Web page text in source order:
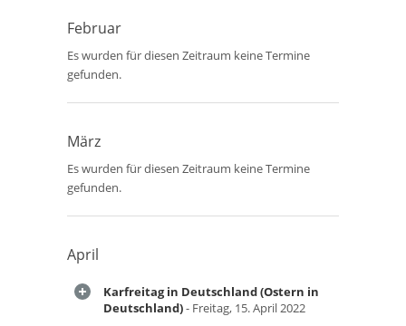
Februar
Es wurden für diesen Zeitraum keine Termine
gefunden.
März
Es wurden für diesen Zeitraum keine Termine
gefunden.
April
Karfreitag in Deutschland (Ostern in
Deutschland)- Freitag, 15. April 2022